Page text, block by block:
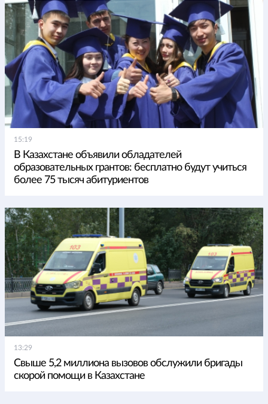
15:19
В Казахстане объявили обладателей
образовательных грантов: бесплатно будут учиться
более 75 тысяч абитуриентов
13:29
Свыше 5,2 миллиона вызовов обслужили бригады
скорой помощи в Казахстане